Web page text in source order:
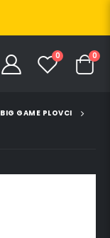
0 0
BIG GAME PLOVCI